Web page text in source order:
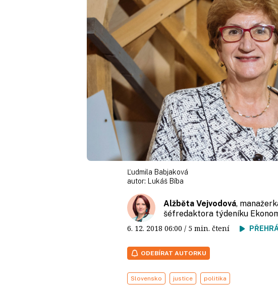
Ľudmila Babjaková
autor: Lukáš Bíba
Alžběta Vejvodová,
šéfredaktora týdeníku
6. 12. 2018 06:00 / 5 min. čtení
ODEBÍRAT AUTORKU
Slovensko justice politika